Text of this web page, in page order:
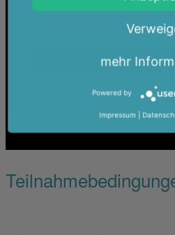
mehr
Powered by
Impressum